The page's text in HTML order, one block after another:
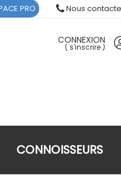
CONNEXION
( s'inscrire )
CONNOISSEURS
PRO Nous